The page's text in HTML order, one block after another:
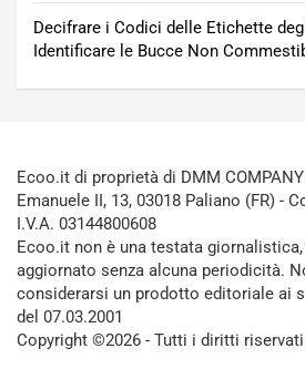
Decifrare i Codici delle Etichette
Identificare le Bucce Non
Ecoo.it di proprietà di DMM
Emanuele II, 13, 03018 Paliano (FR) -
I.V.A. 03144800608
Ecoo.it non è una testata
aggiornato senza alcuna periodicità.
considerarsi un prodotto editoriale ai
del 07.03.2001
Copyright ©2026 - Tutti i diritti